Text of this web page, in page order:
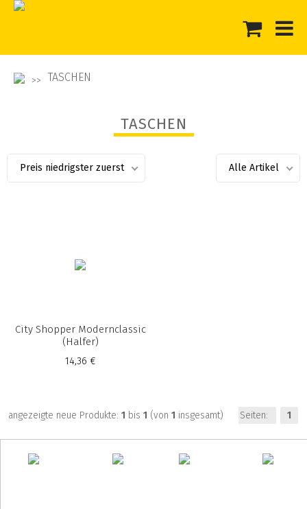
TASCHEN
TASCHEN
Preis niedrigster zuerst Alle Artikel
City Shopper Modernclassic
(Halfer)
14,36 €
Seiten: 1
angezeigte neue Produkte: 1 bis 1 (von 1 insgesamt)